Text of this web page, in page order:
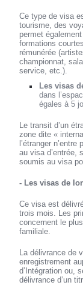
Ce type de visa
tourisme, des
permet
formations
rémunérée
championnat,
service, etc.).
Les visas
dans
égales à 5
Le transit d’un
zone dite «
l’étranger
au visa d’entrée,
soumis au visa
- Les visas de
Ce visa est
trois mois. Les
concernent le
familiale.
La délivrance de
enregistrement
d’Intégration ou,
délivrance d’un